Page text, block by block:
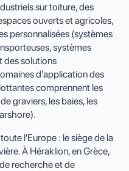
sur toiture, des
ouverts et agricoles,
personnalisées (systèmes
systèmes
des solutions
d'application des
comprennent les
graviers, les baies, les
l'Europe : le siège de la
À Héraklion, en Grèce,
recherche et de